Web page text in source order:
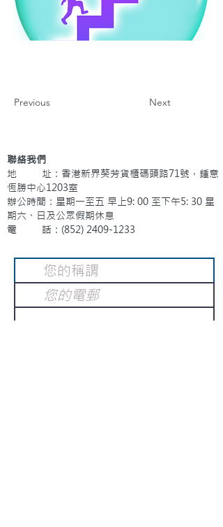
Previous Next
聯絡我們
地 址：香港新界葵芳貨櫃碼頭路71號，鍾意
恆勝中心1203室
辦公時間：星期一至五 早上9: 00 至下午5: 30 星
期六、日及公眾假期休息
電 話：(852) 2409-1233